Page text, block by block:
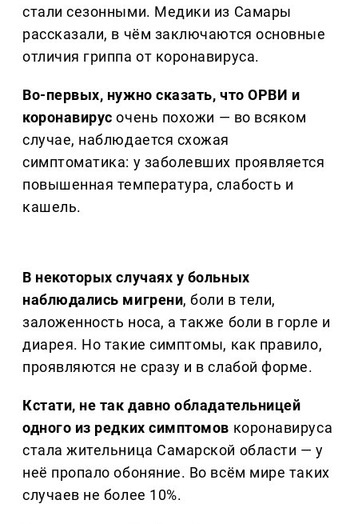
стали сезонными. Медики из Самары
рассказали, в чём заключаются основные
отличия гриппа от коронавируса.
Во-первых, нужно сказать, что ОРВИ и
коронавирус очень похожи — во всяком
случае, наблюдается схожая
симптоматика: у заболевших проявляется
повышенная температура, слабость и
кашель.
В некоторых случаях у больных
наблюдались мигрени, боли в тели,
заложенность носа, а также боли в горле и
диарея. Но такие симптомы, как правило,
проявляются не сразу и в слабой форме.
Кстати, не так давно обладательницей
одного из редких симптомов коронавируса
стала жительница Самарской области — у
неё пропало обоняние. Во всём мире таких
случаев не более 10%.